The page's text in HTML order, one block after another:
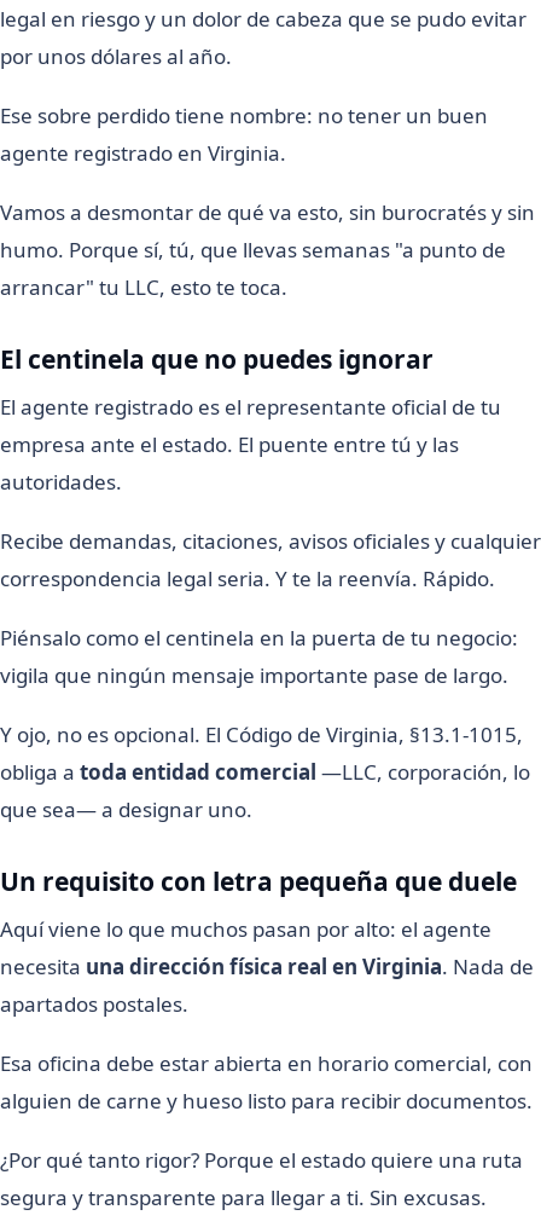
legal en riesgo y un dolor de cabeza que se pudo evitar
por unos dólares al año.
Ese sobre perdido tiene nombre: no tener un buen
agente registrado en Virginia.
Vamos a desmontar de qué va esto, sin burocratés y sin
humo. Porque sí, tú, que llevas semanas "a punto de
arrancar" tu LLC, esto te toca.
El centinela que no puedes ignorar
El agente registrado es el representante oficial de tu
empresa ante el estado. El puente entre tú y las
autoridades.
Recibe demandas, citaciones, avisos oficiales y cualquier
correspondencia legal seria. Y te la reenvía. Rápido.
Piénsalo como el centinela en la puerta de tu negocio:
vigila que ningún mensaje importante pase de largo.
Y ojo, no es opcional. El Código de Virginia, §13.1-1015,
obliga a toda entidad comercial —LLC, corporación, lo
que sea— a designar uno.
Un requisito con letra pequeña que duele
Aquí viene lo que muchos pasan por alto: el agente
necesita una dirección física real en Virginia. Nada de
apartados postales.
Esa oficina debe estar abierta en horario comercial, con
alguien de carne y hueso listo para recibir documentos.
¿Por qué tanto rigor? Porque el estado quiere una ruta
segura y transparente para llegar a ti. Sin excusas.